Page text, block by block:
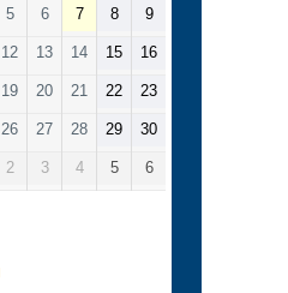
5 6 7 8 9
12 13 14 15 16
19 20 21 22 23
26 27 28 29 30
2 3 4 5 6